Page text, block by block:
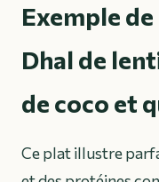
Exemple
Dhal de
de coco et
Ce plat illustre